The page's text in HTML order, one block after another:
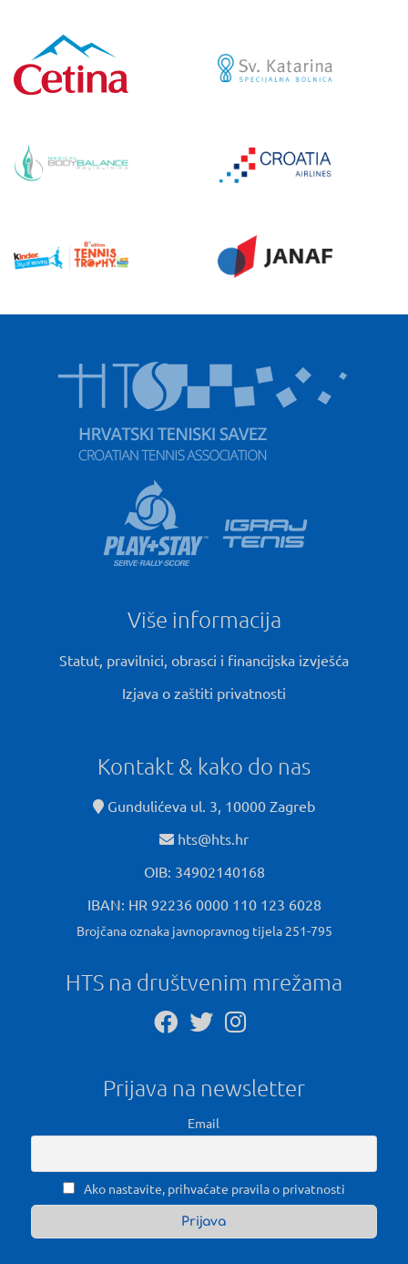
Više informacija
Statut, pravilnici, obrasci i financijska izvješća
Izjava o zaštiti privatnosti
Kontakt & kako do nas
Gundulićeva ul. 3, 10000 Zagreb
hts@hts.hr
OIB: 34902140168
IBAN: HR 92236 0000 110 123 6028
Brojčana oznaka javnopravnog tijela 251-795
HTS na društvenim mrežama
Prijava na newsletter
Email
Ako nastavite, prihvaćate pravila o privatnosti